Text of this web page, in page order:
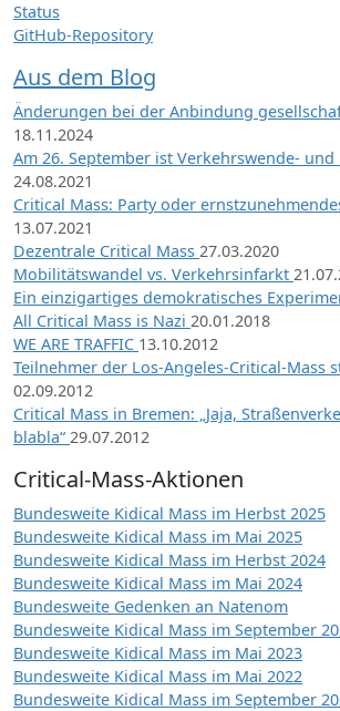
Status
GitHub-Repository
Aus dem Blog
Änderungen bei der Anbindung
18.11.2024
Am 26. September ist Verkehrswende- und
24.08.2021
Critical Mass: Party oder
13.07.2021
Dezentrale Critical Mass 27.03.2020
Mobilitätswandel vs. Verkehrsinfarkt
Ein einzigartiges demokratisches
All Critical Mass is Nazi 20.01.2018
WE ARE TRAFFIC 13.10.2012
Teilnehmer der Los-Angeles-Critical-Mass
02.09.2012
Critical Mass in Bremen: „Jaja,
blabla“ 29.07.2012
Critical-Mass-Aktionen
Bundesweite Kidical Mass im Herbst 2025
Bundesweite Kidical Mass im Mai 2025
Bundesweite Kidical Mass im Herbst 2024
Bundesweite Kidical Mass im Mai 2024
Bundesweite Gedenken an Natenom
Bundesweite Kidical Mass im September
Bundesweite Kidical Mass im Mai 2023
Bundesweite Kidical Mass im Mai 2022
Bundesweite Kidical Mass im September